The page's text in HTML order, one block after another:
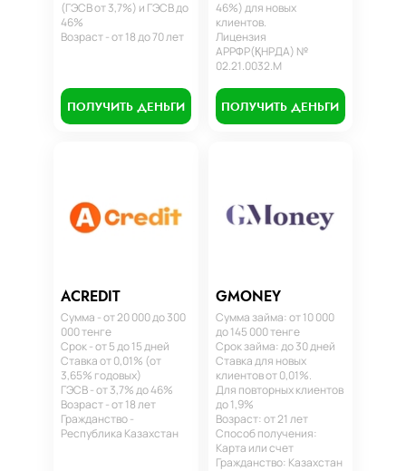
(ГЭСВ от 3,7%) и ГЭСВ до
46%
Возраст - от 18 до 70 лет
ПОЛУЧИТЬ ДЕНЬГИ
46%) для новых
клиентов.
Лицензия
АРРФР(ҚНРДА) №
02.21.0032.М
ПОЛУЧИТЬ ДЕНЬГИ
ACREDIT
Сумма - от 20 000 до 300
000 тенге
Срок - от 5 до 15 дней
Ставка от 0,01% (от
3,65% годовых)
ГЭСВ - от 3,7% до 46%
Возраст - от 18 лет
Гражданство -
Республика Казахстан
GMONEY
Сумма займа: от 10 000
до 145 000 тенге
Срок займа: до 30 дней
Ставка для новых
клиентов от 0,01%.
Для повторных клиентов
до 1,9%
Возраст: от 21 лет
Способ получения:
Карта или счет
Гражданство: Казахстан